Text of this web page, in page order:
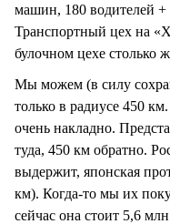
машин, 180 водителей
Транспортный цех на
булочном цехе столько
Мы можем (в силу
только в радиусе 450
очень накладно.
туда, 450 км обратно.
выдержит, японская
км). Когда-то мы их
сейчас она стоит 5,6